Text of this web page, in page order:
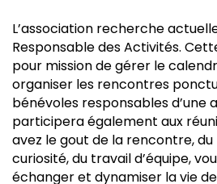
L’association recherche
Responsable des Activités.
pour mission de gérer le
organiser les rencontres
bénévoles responsables d’une
participera également aux
avez le gout de la rencontre,
curiosité, du travail d’équipe,
échanger et dynamiser la vie